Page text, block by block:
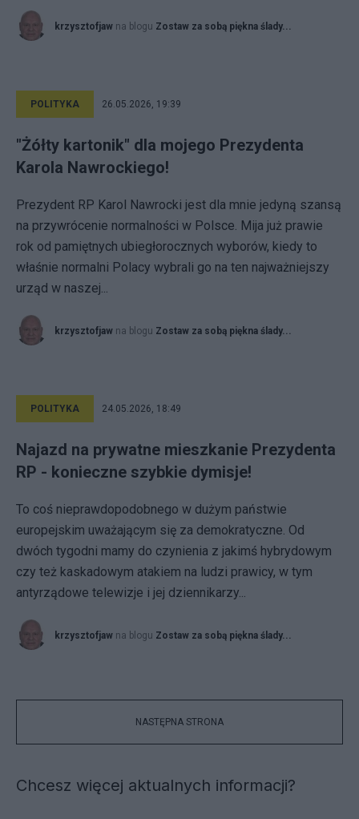
krzysztofjaw na blogu Zostaw za sobą piękna ślady...
POLITYKA 26.05.2026, 19:39
"Żółty kartonik" dla mojego Prezydenta
Karola Nawrockiego!
Prezydent RP Karol Nawrocki jest dla mnie jedyną szansą
na przywrócenie normalności w Polsce. Mija już prawie
rok od pamiętnych ubiegłorocznych wyborów, kiedy to
właśnie normalni Polacy wybrali go na ten najważniejszy
urząd w naszej...
krzysztofjaw na blogu Zostaw za sobą piękna ślady...
POLITYKA 24.05.2026, 18:49
Najazd na prywatne mieszkanie Prezydenta
RP - konieczne szybkie dymisje!
To coś nieprawdopodobnego w dużym państwie
europejskim uważającym się za demokratyczne. Od
dwóch tygodni mamy do czynienia z jakimś hybrydowym
czy też kaskadowym atakiem na ludzi prawicy, w tym
antyrządowe telewizje i jej dziennikarzy...
krzysztofjaw na blogu Zostaw za sobą piękna ślady...
NASTĘPNA STRONA
Chcesz więcej aktualnych informacji?